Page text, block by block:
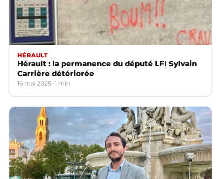
HÉRAULT
Hérault : la permanence du député LFI Sylvain
Carrière détériorée
16 mai 2025 1 min